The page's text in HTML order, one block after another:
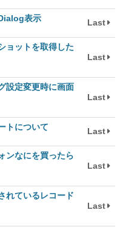
表示 Last
ョットを取得した
Last
設定変更時に画面
Last
トについて Last
ンなにを買ったら
Last
れているレコード
Last